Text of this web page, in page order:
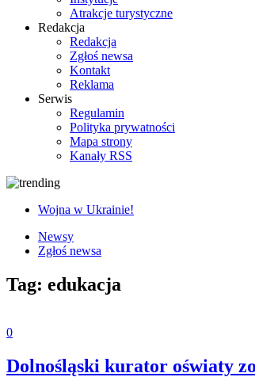
Atrakcje turystyczne
Redakcja
Redakcja
Zgłoś newsa
Kontakt
Reklama
Serwis
Regulamin
Polityka prywatności
Mapa strony
Kanały RSS
Wojna w Ukrainie!
Newsy
Zgłoś newsa
Tag: edukacja
0
Dolnośląski kurator oświaty